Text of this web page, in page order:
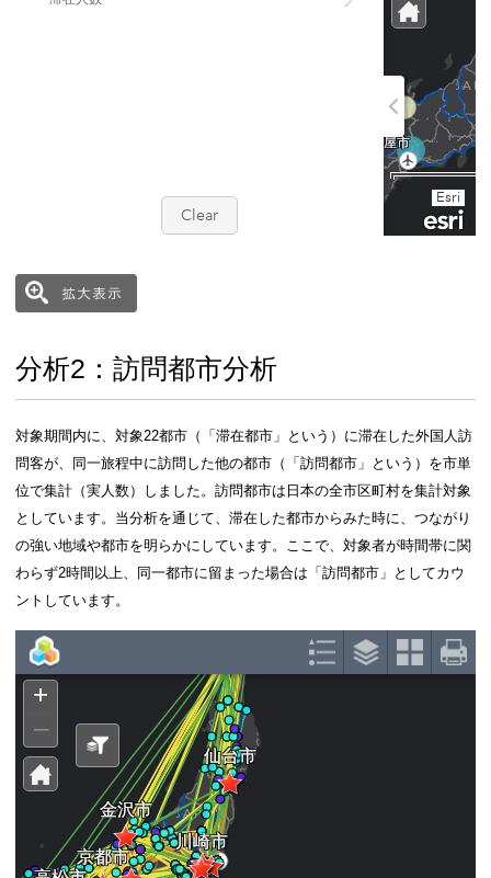
今回の調査では、訪日外国人に関する「分布統計
れぞれの空間統計データを用いて、訪日外国人の
び「訪問都市分析」、「都市間動態分析」の3つ
分析1：滞在都市分析
対象期間内に、対象22都市に滞在した訪日外国人
数の総数を明らかにするとともに、相対的な規模
した。ここで、対象者が10：00～17：59に2時間
った場合は「滞在」としてカウントしています。